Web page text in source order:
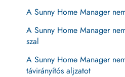
A Sunny Home Manager
A Sunny Home Manager
szal
A Sunny Home Manager
távirányítós aljzatot